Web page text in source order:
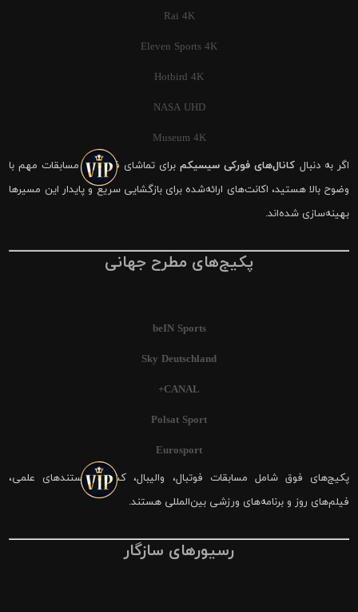
Rai 4K
Eleven Sports 4K
Hotbird 4K
NASA UHD
Museum 4K
اگر به دنبال کانال‌های فورکی سیسیکمبرای تماشای فوتبال و مسابقات مهم با
وضوح بالا هستید، اکانت‌های ارائه‌شده برای بازگشایی سریع و پایدار این مسیرها
بهینه‌سازی شده‌اند.
پکیج‌های مطرح جهانی
beIN Sports
Sky Deutschland
CANAL+
Polsat Sport
Eurosport
پکیج‌های فوق شامل مسابقات فوتبال، والیبال، کشتی، مستندهای علمی،
فیلم‌های روز و برنامه‌های ورزشی بین‌المللی هستند.
رسیورهای سازگار